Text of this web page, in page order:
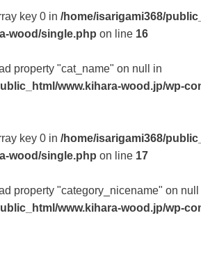
key 0 in /home/isarigami368/
wood/single.php on line 16
property "cat_name" on null in
www.kihara-wood.jp/wp-
key 0 in /home/isarigami368/
wood/single.php on line 17
property "category_nicename" on null
www.kihara-wood.jp/wp-